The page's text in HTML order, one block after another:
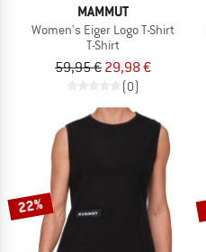
MAMMUT
Women's Eiger Logo T-Shirt
T-Shirt
59,95 € 29,98 €
(0)
22%